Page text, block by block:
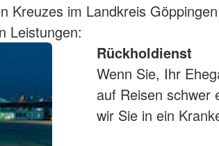
Kreuzes im Landkreis Göppingen
Leistungen:
Rückholdienst
Wenn Sie, Ihr
auf Reisen schwer
wir Sie in ein